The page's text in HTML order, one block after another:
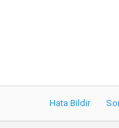
Hata Bildir